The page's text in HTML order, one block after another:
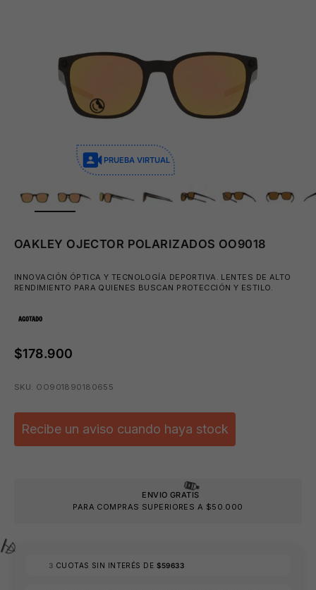
PRUEBA VIRTUAL
ZOOM
OAKLEY OJECTOR POLARIZADOS OO9018
INNOVACIÓN ÓPTICA Y TECNOLOGÍA DEPORTIVA. LENTES DE ALTO
RENDIMIENTO PARA QUIENES BUSCAN PROTECCIÓN Y ESTILO.
AGOTADO
$178.900
SKU: OO901890180655
Recibe un aviso cuando haya stock
ENVIO GRATIS
PARA COMPRAS SUPERIORES A $50.000
3 CUOTAS SIN INTERÉS DE $59633